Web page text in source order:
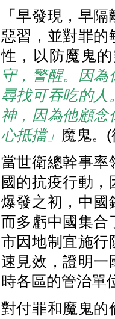
「早發現，早
惡習，並對罪的
性，以防魔鬼
守，警醒。因
尋找可吞吃的人
神，因為他顧念
心抵擋」 魔鬼。
當世衛總幹事率
國的抗疫行動
爆發之初，中國
而多虧中國集合
市因地制宜施行
速見效，證明一
時各區的管治單
對付罪和魔鬼的